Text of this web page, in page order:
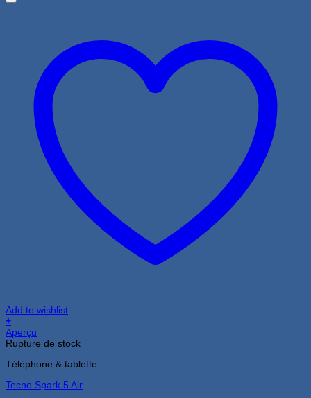
Add to wishlist
+
Aperçu
Rupture de stock
Téléphone & tablette
Tecno Spark 5 Air